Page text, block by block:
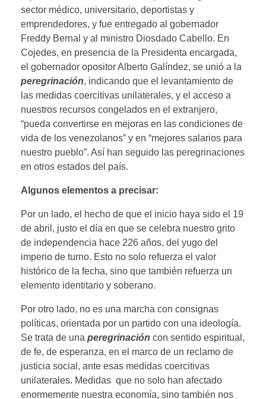
sector médico, universitario, deportistas y
emprendedores, y fue entregado al gobernador
Freddy Bernal y al ministro Diosdado Cabello. En
Cojedes, en presencia de la Presidenta encargada,
el gobernador opositor Alberto Galíndez, se unió a la
peregrinación, indicando que el levantamiento de
las medidas coercitivas unilaterales, y el acceso a
nuestros recursos congelados en el extranjero,
“pueda convertirse en mejoras en las condiciones de
vida de los venezolanos” y en “mejores salarios para
nuestro pueblo”. Así han seguido las peregrinaciones
en otros estados del país.
Algunos elementos a precisar:
Por un lado, el hecho de que el inicio haya sido el 19
de abril, justo el día en que se celebra nuestro grito
de independencia hace 226 años, del yugo del
imperio de turno. Esto no solo refuerza el valor
histórico de la fecha, sino que también refuerza un
elemento identitario y soberano.
Por otro lado, no es una marcha con consignas
políticas, orientada por un partido con una ideología.
Se trata de una peregrinación con sentido espiritual,
de fe, de esperanza, en el marco de un reclamo de
justicia social, ante esas medidas coercitivas
unilaterales. Medidas que no solo han afectado
enormemente nuestra economía, sino también nos